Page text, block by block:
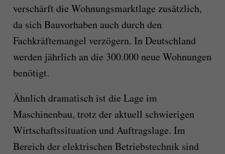
verschärft die Wohnungsmarktlage zusätzlich,
da sich Bauvorhaben auch durch den
Fachkräftemangel verzögern. In Deutschland
werden jährlich an die 300.000 neue Wohnungen
benötigt.
Ähnlich dramatisch ist die Lage im
Maschinenbau, trotz der aktuell schwierigen
Wirtschaftssituation und Auftragslage. Im
Bereich der elektrischen Betriebstechnik sind